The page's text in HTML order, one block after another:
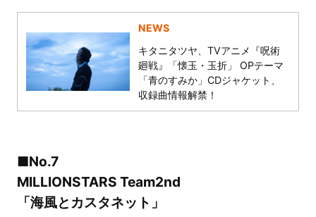
NEWS
キタニタツヤ、TVアニメ『呪術
廻戦』「懐玉・玉折」 OPテーマ
「青のすみか」CDジャケット、
収録曲情報解禁！
■No.7
MILLIONSTARS Team2nd
「海風とカスタネット」